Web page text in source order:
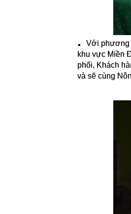
▪️
Với phương
khu vực Miền
phối, Khách
và sẽ cùng